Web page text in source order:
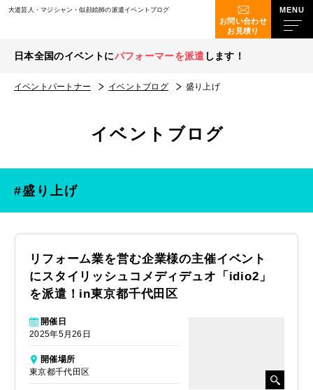
大道芸人・マジシャン・似顔絵師の派遣イベントブログ
お問い合わせ
お見積り
日本全国のイベントにパフォーマーを派遣 します！
イベントパートナー イベントブログ 盛り上げ
イベントブログ
#盛り上げ
リフォーム業を営む企業様の主催イベント
にスタイリッシュコメディデュオ「idio2」
を派遣！in東京都千代田区
開催日
2025年5月26日
開催場所
東京都千代田区